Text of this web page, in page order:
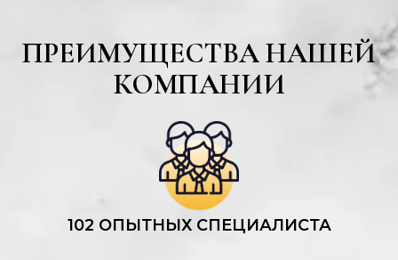
ПРЕИМУЩЕСТВА НАШЕЙ
КОМПАНИИ
102 ОПЫТНЫХ СПЕЦИАЛИСТА